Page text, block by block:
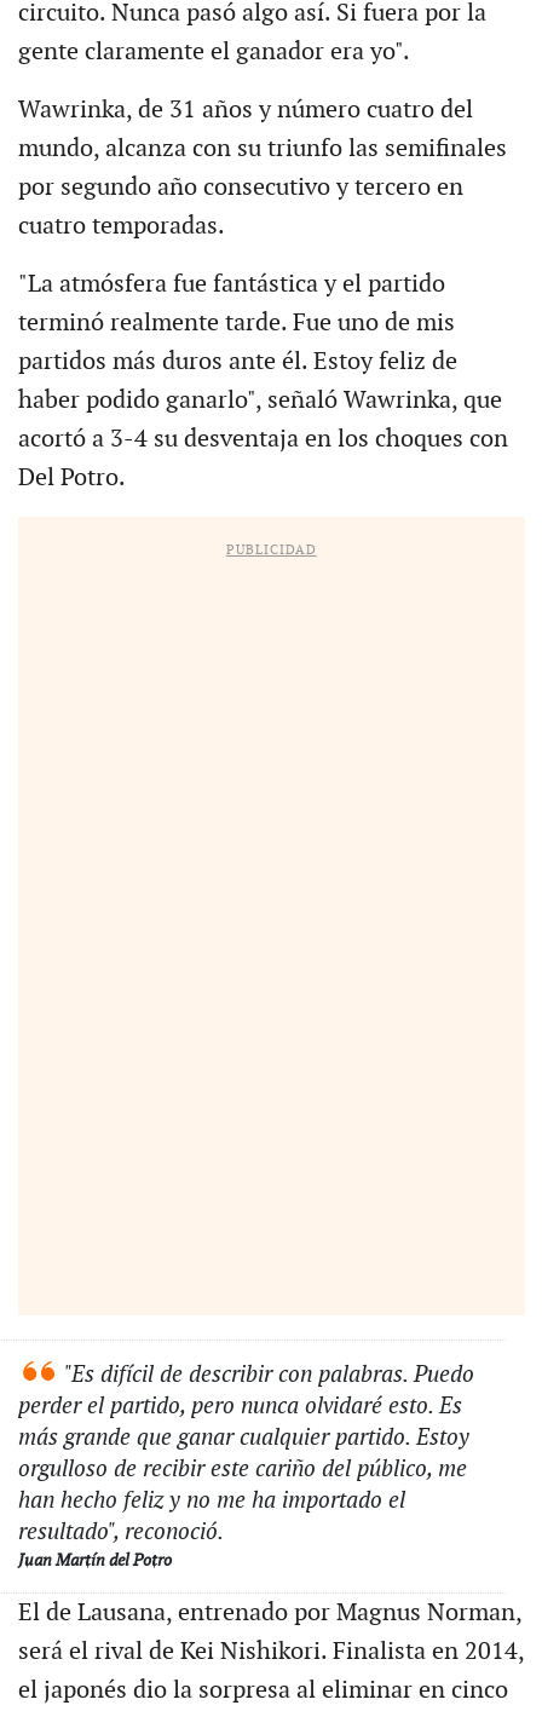
circuito. Nunca pasó algo así. Si fuera por la
gente claramente el ganador era yo".
Wawrinka, de 31 años y número cuatro del
mundo, alcanza con su triunfo las semifinales
por segundo año consecutivo y tercero en
cuatro temporadas.
"La atmósfera fue fantástica y el partido
terminó realmente tarde. Fue uno de mis
partidos más duros ante él. Estoy feliz de
haber podido ganarlo", señaló Wawrinka, que
acortó a 3-4 su desventaja en los choques con
Del Potro.
PUBLICIDAD
"Es difícil de describir con palabras. Puedo
perder el partido, pero nunca olvidaré esto. Es
más grande que ganar cualquier partido. Estoy
orgulloso de recibir este cariño del público, me
han hecho feliz y no me ha importado el
resultado", reconoció.
Juan Martín del Potro
El de Lausana, entrenado por Magnus Norman,
será el rival de Kei Nishikori. Finalista en 2014,
el japonés dio la sorpresa al eliminar en cinco